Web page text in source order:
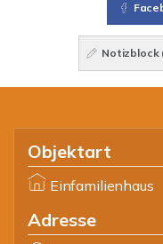
Notizblock
Objektart
Einfamilienhaus
Adresse